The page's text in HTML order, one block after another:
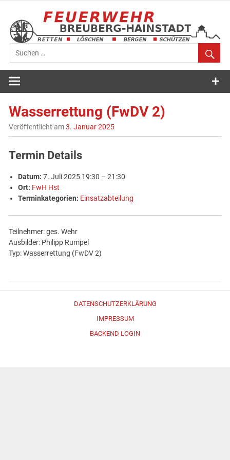
springen
Feuerwehr
Breuberg-
Hainstadt
Wasserrettung (FwDV 2)
Veröffentlicht am3. Januar 2025
Termin Details
Datum: 7. Juli 2025 19:30 –21:30
Ort: FwH Hst
Terminkategorien: Einsatzabteilung
Teilnehmer: ges. Wehr
Ausbilder: Philipp Rumpel
Typ: Wasserrettung (FwDV 2)
DATENSCHUTZERKLÄRUNG
IMPRESSUM
BACKEND LOGIN